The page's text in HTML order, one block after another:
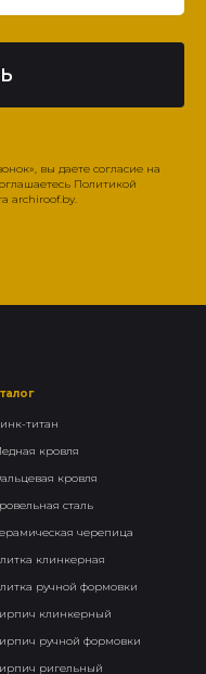
вы даете согласие на
Политикой
archiroof.by.
титан
кровля
кровля
сталь
черепица
клинкерная
ручной формовки
клинкерный
ручной формовки
ригельный